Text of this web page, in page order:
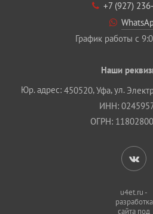
+7 (927)
График работы с
Наши
Юр. адрес: 450520,Уфа, ул.
ИНН:
ОГРН:
u4et.ru -
разработка
сайта под